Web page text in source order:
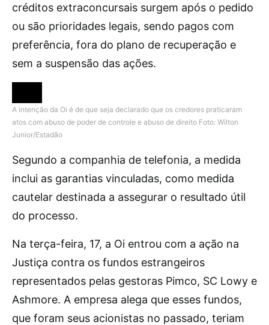
créditos extraconcursais surgem após o pedido
ou são prioridades legais, sendo pagos com
preferência, fora do plano de recuperação e
sem a suspensão das ações.
A intenção da Oi é de que seja declarado que os credores praticaram
atos com abuso de poder de controle e abuso de direito Foto: Wilton
Junior/Estadão
Segundo a companhia de telefonia, a medida
inclui as garantias vinculadas, como medida
cautelar destinada a assegurar o resultado útil
do processo.
Na terça-feira, 17, a Oi entrou com a ação na
Justiça contra os fundos estrangeiros
representados pelas gestoras Pimco, SC Lowy e
Ashmore. A empresa alega que esses fundos,
que foram seus acionistas no passado, teriam